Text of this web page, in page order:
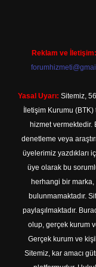
Reklam ve İletişim:
Yasal Uyarı: Sitemiz,
İletişim Kurumu
hizmet
denetleme veya
üyelerimiz yazdıkları
üye olarak bu
herhangi bir marka,
bulunmamaktadır.
paylaşılmaktadır.
olup, gerçek kurum
Gerçek kurum ve
Sitemiz, kar amacı